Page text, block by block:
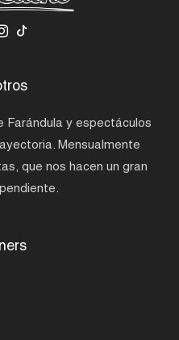
Farándula y espectáculos
Mensualmente
que nos hacen un gran